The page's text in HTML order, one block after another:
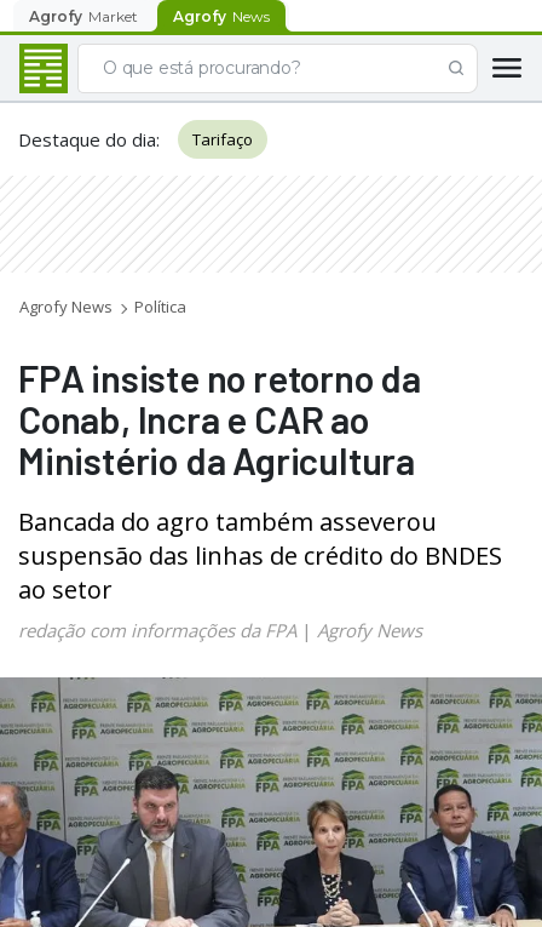
Agrofy Market Agrofy News
Destaque do dia: Tarifaço
Agrofy News Política
FPA insiste no retorno da
Conab, Incra e CAR ao
Ministério da Agricultura
Bancada do agro também asseverou
suspensão das linhas de crédito do BNDES
ao setor
redação com informações da FPA| Agrofy News